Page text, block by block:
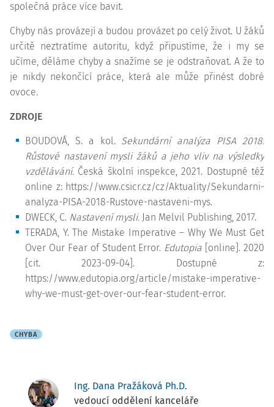
společná práce více bavit.
Chyby nás provázejí a budou provázet po celý život. U žáků
určitě neztratíme autoritu, když připustíme, že i my se
učíme, děláme chyby a snažíme se je odstraňovat. A že to
je nikdy nekončící práce, která ale může přinést dobré
ovoce.
ZDROJE
BOUDOVÁ, S. a kol. Sekundární analýza PISA 2018:
Růstové nastavení mysli žáků a jeho vliv na výsledky
vzdělávání. Česká školní inspekce, 2021. Dostupné též
online z: https://www.csicr.cz/cz/Aktuality/Sekundarni-
analyza-PISA-2018-Rustove-nastaveni-mys.
DWECK, C. Nastavení mysli. Jan Melvil Publishing, 2017.
TERADA, Y. The Mistake Imperative – Why We Must Get
Over Our Fear of Student Error. Edutopia [online]. 2020
[cit. 2023-09-04]. Dostupné z:
https://www.edutopia.org/article/mistake-imperative-
why-we-must-get-over-our-fear-student-error.
CHYBA
Ing. Dana Pražáková Ph.D.
vedoucí oddělení kanceláře